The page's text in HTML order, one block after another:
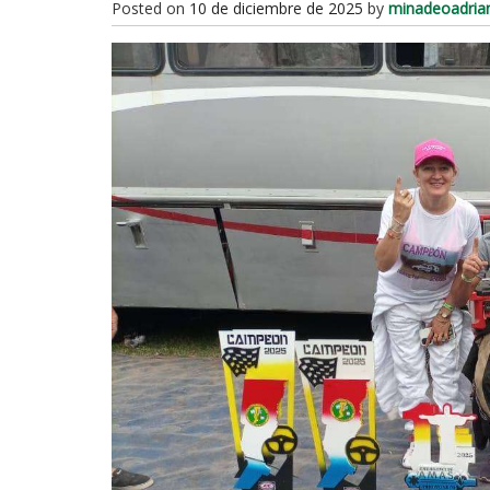
Posted on 10 de diciembre de 2025 by